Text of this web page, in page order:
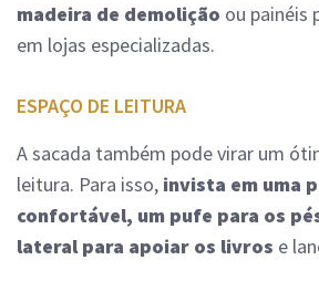
madeira de demolição ou painéis
em lojas especializadas.
ESPAÇO DE LEITURA
A sacada também pode virar um
leitura. Para isso, invista em uma
confortável, um pufe para os
lateral para apoiar os livros e